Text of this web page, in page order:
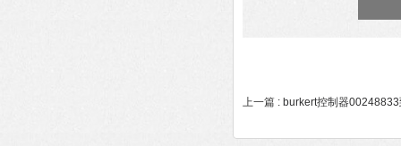
上一篇 : burkert控制器